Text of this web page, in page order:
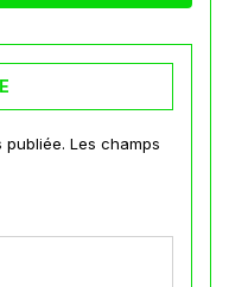
publiée. Les champs